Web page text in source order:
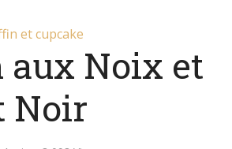
et cupcake
Noix et
Noir